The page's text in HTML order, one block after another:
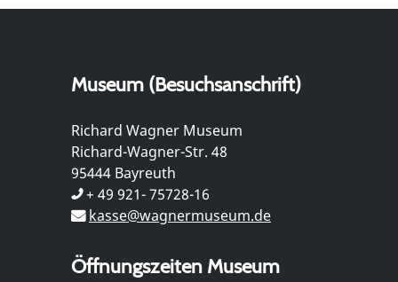
Museum (Besuchsanschrift)
Richard Wagner Museum
Richard-Wagner-Str. 48
95444 Bayreuth
+ 49 921- 75728-16
kasse@wagnermuseum.de
Öffnungszeiten Museum